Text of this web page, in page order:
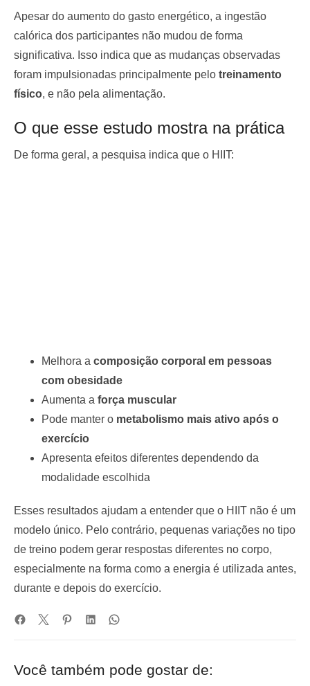
Apesar do aumento do gasto energético, a ingestão
calórica dos participantes não mudou de forma
significativa. Isso indica que as mudanças observadas
foram impulsionadas principalmente pelo treinamento
físico, e não pela alimentação.
O que esse estudo mostra na prática
De forma geral, a pesquisa indica que o HIIT:
Melhora a composição corporal em pessoas
com obesidade
Aumenta a força muscular
Pode manter o metabolismo mais ativo após o
exercício
Apresenta efeitos diferentes dependendo da
modalidade escolhida
Esses resultados ajudam a entender que o HIIT não é um
modelo único. Pelo contrário, pequenas variações no tipo
de treino podem gerar respostas diferentes no corpo,
especialmente na forma como a energia é utilizada antes,
durante e depois do exercício.
Você também pode gostar de: